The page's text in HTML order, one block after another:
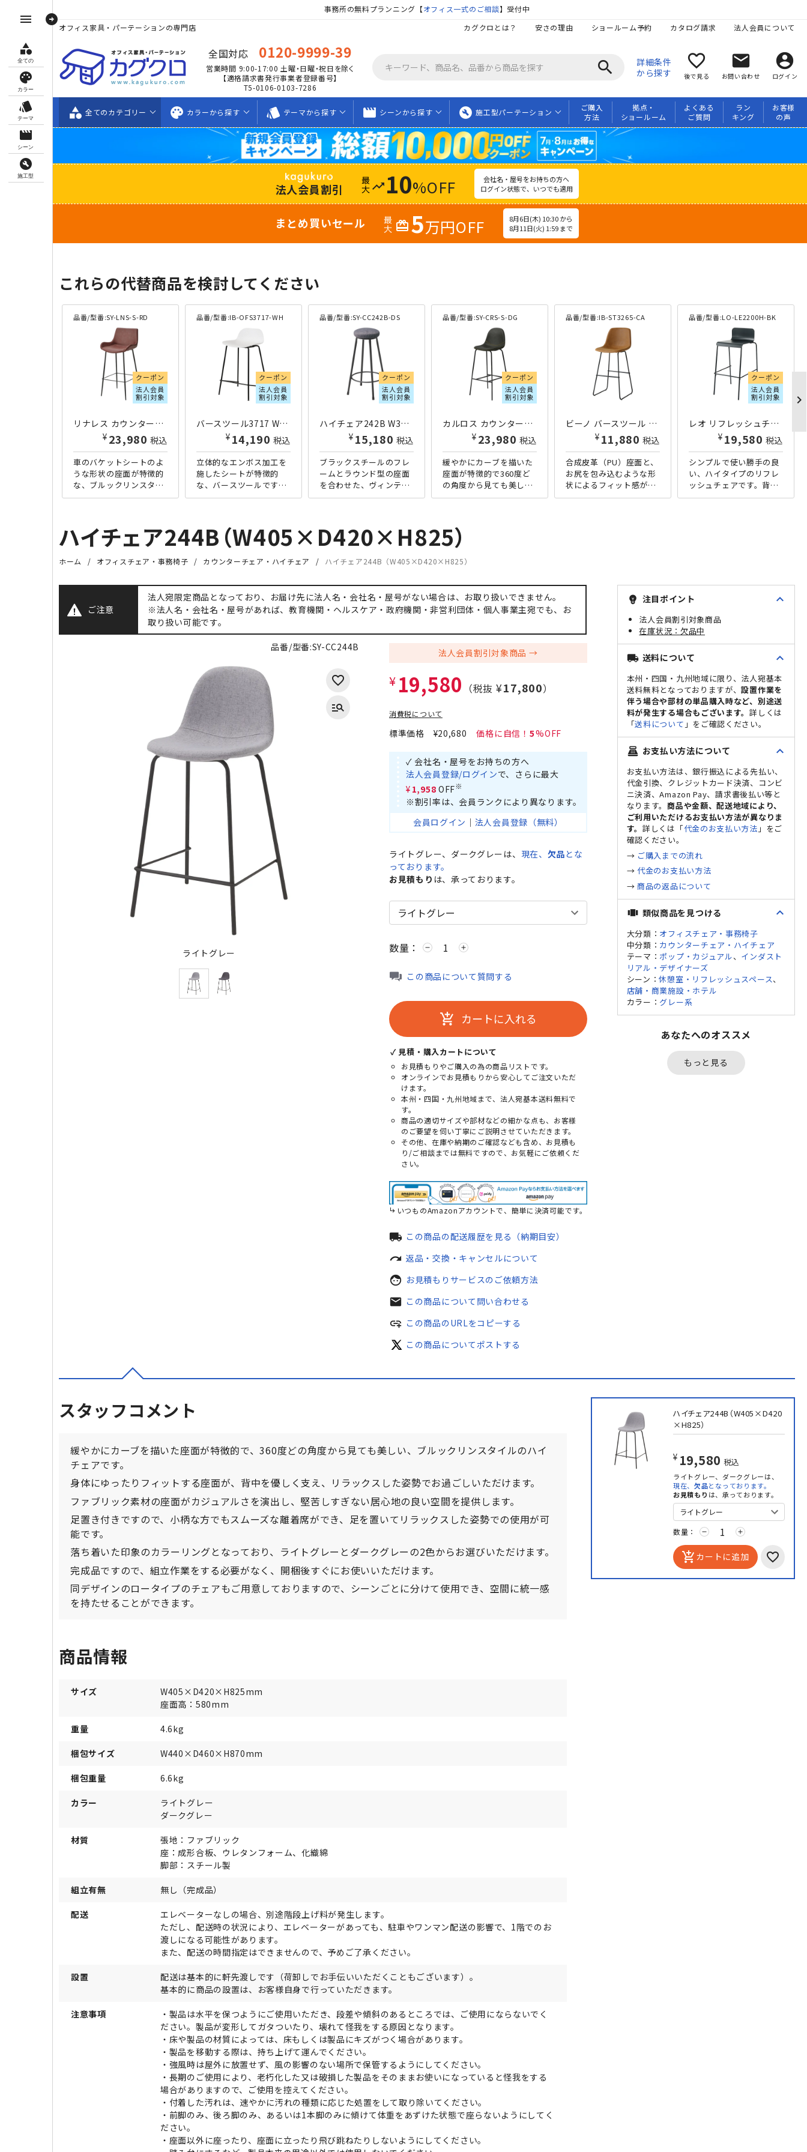
menu arrow_circle_right
category
全ての
palette
カラー
style
テーマ
movie_creation
シーン
build_circle
施工型
事務所の無料プランニング【オフィス一式のご相談】受付中
オフィス家具・パーテーションの専門店
カグクロとは？ 安さの理由 ショールーム予約 カタログ請求 法人会員について
全国対応 0120-9999-39
営業時間 9:00-17:00 土曜・日曜・祝日を除く
【適格請求書発行事業者登録番号】
T5-0106-0103-7286
search
詳細条件
から探す
favorite_border
後で見る
mail
お問い合わせ
account_circle
ログイン
category 全てのカテゴリー palette カラーから探す style テーマから探す movie_creation シーンから探す build_circle 施工型パーテーション
ご購入
方法
拠点・
ショールーム
よくある
ご質問
ラン
キング
お客様
の声
法人会員割引 trending_up 10%OFF
会社名・屋号をお持ちの方へ
ログイン状態で、いつでも適用
まとめ買いセール redeem 5万円OFF
8月6日(木) 10:30 から
8月11日(火) 1:59 まで
これらの代替商品を検討してください
品番/型番:SY-LNS-S-RD
クーポン
法人会員
割引対象
リナレス カウンターチェア W470×D500×H940 ブラウン
¥ 23,980 税込
車のバケットシートのよ
うな形状の座面が特徴的
な、ブルックリンスタイ
ルのハイチェアです。張
が良い...
品番/型番:IB-OFS3717-WH
クーポン
法人会員
割引対象
バースツール3717 W460×D480×H815 ホワイト
¥ 14,190 税込
立体的なエンボス加工を
施したシートが特徴的
な、バースツールです。
唯一無二のデザインが美
すので安定...
品番/型番:SY-CC242B-DS
クーポン
法人会員
割引対象
ハイチェア242B W300×D300×H600 ダークグレー
¥ 15,180 税込
ブラックスチールのフレ
ームとラウンド型の座面
を合わせた、ヴィンテー
ジ感漂うハイチェアの高
タ...
品番/型番:SY-CRS-S-DG
クーポン
法人会員
割引対象
カルロス カウンターチェア W410×D440×H950 ダークグレー
¥ 23,980 税込
緩やかにカーブを描いた
座面が特徴的で360度ど
の角度から見ても美し
い、ブルックリンスタイ
すことで...
品番/型番:IB-ST3265-CA
ビーノ バースツール W490×D525×H1050 キャメル
¥ 11,880 税込
合成皮革（PU）座面と、
お尻を包み込むような形
状によるフィット感が心
地よい、バースツールで
品番/型番:LO-LE2200H-BK
クーポン
法人会員
割引対象
レオ リフレッシュチェア ハイタイプ W465×D485×H845 ブラック
¥ 19,580 税込
シンプルで使い勝手の良
い、ハイタイプのリフレ
ッシュチェアです。背が
高いので、ハイカウンタ
chevron_right
ハイチェア244B（W405×D420×H825）
ホーム オフィスチェア・事務椅子 カウンターチェア・ハイチェア ハイチェア244B（W405×D420×H825）
ご注意
法人宛限定商品となっており、お届け先に法人名・会社名・屋号がない場合は、お取り扱いできません。
※法人名・会社名・屋号があれば、教育機関・ヘルスケア・政府機関・非営利団体・個人事業主宛でも、お
取り扱い可能です。
品番/型番:SY-CC244B
ライトグレー
法人会員割引対象商品
¥ 19,580 （税抜 ¥17,800）
消費税について
標準価格 ¥20,680 5
✓ 会社名・屋号をお持ちの方へ
法人会員登録/ログインで、さらに最大
¥1,958 OFF※
※割引率は、会員ランクにより異なります。
会員ログイン ｜ 法人会員登録（無料）
ライトグレー、ダークグレーは、 現在、 欠品とな
っております。
お見積もり は、承っております。
数量： remove add
この商品について質問する
add_shopping_cart カートに入れる
✓ 見積・購入カートについて
お見積もりやご購入の為の商品リストです。
オンラインでお見積もりから安心してご注文いただ
けます。
本州・四国・九州地域まで、法人宛基本送料無料で
す。
商品の適切サイズや部材などの細かな点も、お客様
のご要望を伺い丁寧にご説明させていただきます。
その他、在庫や納期のご確認なども含め、お見積も
り/ご相談までは無料ですので、お気軽にご依頼くだ
さい。
いつものAmazonアカウントで、簡単に決済可能です。
local_shipping この商品の配送履歴を見る（納期目安）
redo 返品・交換・キャンセルについて
face お見積もりサービスのご依頼方法
mail この商品について問い合わせる
add_link この商品のURLをコピーする
この商品についてポストする
emoji_objects 注目ポイント expand_less
法人会員割引対象商品
欠品中
local_shipping 送料について expand_less
本州・四国・九州地域に限り、法人宛基本
送料無料となっておりますが、設置作業を
伴う場合や部材の単品購入時など、別途送
料が発生する場合もございます。詳しくは
「送料について 」をご確認ください。
point_of_sale お支払い方法について expand_less
お支払い方法は、銀行振込による先払い、
代金引換、クレジットカード決済、コンビ
ニ決済、Amazon Pay、請求書後払い等と
なります。商品や金額、配送地域により、
ご利用いただけるお支払い方法が異なりま
す。詳しくは「代金のお支払い方法 」をご
確認ください。
→ ご購入までの流れ
→代金のお支払い方法
→ 商品の返品について
view_carousel 類似商品を見つける expand_less
大分類： オフィスチェア・事務椅子
中分類： カウンターチェア・ハイチェア
テーマ： ポップ・カジュアル、 インダスト
リアル・デザイナーズ
シーン：休憩室・リフレッシュスペース、
店舗・商業施設・ホテル
カラー： グレー系
あなたへのオススメ
もっと見る
スタッフコメント
緩やかにカーブを描いた座面が特徴的で、360度どの角度から見ても美しい、ブルックリンスタイルのハイ
チェアです。
身体にゆったりフィットする座面が、背中を優しく支え、リラックスした姿勢でお過ごしいただけます。
ファブリック素材の座面がカジュアルさを演出し、堅苦しすぎない居心地の良い空間を提供します。
足置き付きですので、小柄な方でもスムーズな離着席ができ、足を置いてリラックスした姿勢での使用が可
能です。
落ち着いた印象のカラーリングとなっており、ライトグレーとダークグレーの2色からお選びいただけます。
完成品ですので、組立作業をする必要がなく、開梱後すぐにお使いいただけます。
同デザインのロータイプのチェアもご用意しておりますので、シーンごとに分けて使用でき、空間に統一感
を持たせることができます。
商品情報
サイズ
W405×D420×H825mm
座面高：580mm
重量 4.6kg
梱包サイズ W440×D460×H870mm
梱包重量 6.6kg
カラー
ライトグレー
ダークグレー
材質
張地：ファブリック
座：成形合板、ウレタンフォーム、化織綿
脚部：スチール製
組立有無 無し（完成品）
配送
エレベーターなしの場合、別途階段上げ料が発生します。
ただし、配送時の状況により、エレベーターがあっても、駐車やワンマン配送の影響で、1階でのお
渡しになる可能性があります。
また、配送の時間指定はできませんので、予めご了承ください。
設置
配送は基本的に軒先渡しです（荷卸しでお手伝いいただくこともございます）。
基本的に商品の設置は、お客様自身で行っていただきます。
注意事項
・製品は水平を保つようにご使用いただき、段差や傾斜のあるところでは、ご使用にならないでく
ださい。製品が変形してガタついたり、壊れて怪我をする原因となります。
・床や製品の材質によっては、床もしくは製品にキズがつく場合があります。
・製品を移動する際は、持ち上げて運んでください。
・強風時は屋外に放置せず、風の影響のない場所で保管するようにしてください。
・長期のご使用により、老朽化した又は破損した製品をそのままお使いになっていると怪我をする
場合がありますので、ご使用を控えてください。
・付着した汚れは、速やかに汚れの種類に応じた処置をして取り除いてください。
・前脚のみ、後ろ脚のみ、あるいは1本脚のみに傾けて体重をあずけた状態で座らないようにしてく
ださい。
・座面以外に座ったり、座面に立ったり飛び跳ねたりしないようにしてください。
ハイチェア244B（W405×D420
×H825）
¥19,580 税込
ライトグレー、ダークグレーは、
現在、欠品となっております。
お見積もり は、承っております。
数量： remove add
add_shopping_cart カートに追加